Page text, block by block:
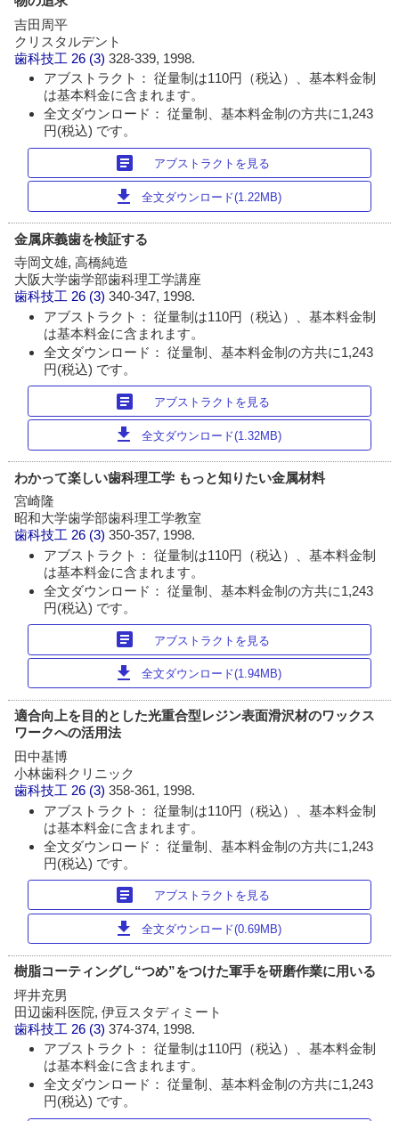
吉田周平
クリスタルデント
歯科技工 26 (3)328-339, 1998.
アブストラクト： 従量制は110円（税込）、基本料金制
は基本料金に含まれます。
全文ダウンロード： 従量制、基本料金制の方共に1,243
円(税込) です。
article アブストラクトを見る
download 全文ダウンロード(1.22MB)
金属床義歯を検証する
寺岡文雄, 高橋純造
大阪大学歯学部歯科理工学講座
歯科技工 26 (3)340-347, 1998.
アブストラクト： 従量制は110円（税込）、基本料金制
は基本料金に含まれます。
全文ダウンロード： 従量制、基本料金制の方共に1,243
円(税込) です。
article アブストラクトを見る
download 全文ダウンロード(1.32MB)
わかって楽しい歯科理工学 もっと知りたい金属材料
宮崎隆
昭和大学歯学部歯科理工学教室
歯科技工 26 (3)350-357, 1998.
アブストラクト： 従量制は110円（税込）、基本料金制
は基本料金に含まれます。
全文ダウンロード： 従量制、基本料金制の方共に1,243
円(税込) です。
article アブストラクトを見る
download 全文ダウンロード(1.94MB)
適合向上を目的とした光重合型レジン表面滑沢材のワックス
ワークへの活用法
田中基博
小林歯科クリニック
歯科技工 26 (3)358-361, 1998.
アブストラクト： 従量制は110円（税込）、基本料金制
は基本料金に含まれます。
全文ダウンロード： 従量制、基本料金制の方共に1,243
円(税込) です。
article アブストラクトを見る
download 全文ダウンロード(0.69MB)
樹脂コーティングし“つめ”をつけた軍手を研磨作業に用いる
坪井充男
田辺歯科医院, 伊豆スタディミート
歯科技工 26 (3)374-374, 1998.
アブストラクト： 従量制は110円（税込）、基本料金制
は基本料金に含まれます。
全文ダウンロード： 従量制、基本料金制の方共に1,243
円(税込) です。